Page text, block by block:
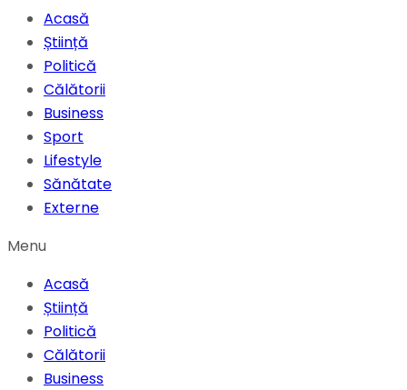
Acasă
Știință
Politică
Călătorii
Business
Sport
Lifestyle
Sănătate
Externe
Menu
Acasă
Știință
Politică
Călătorii
Business